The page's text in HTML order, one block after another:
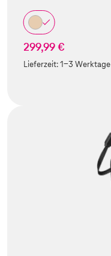
299,99 €
Lieferzeit:1-3 Werktage